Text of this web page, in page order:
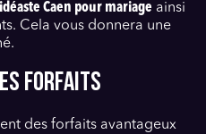
Caen pour mariage ainsi
Cela vous donnera une
forfaits
des forfaits avantageux